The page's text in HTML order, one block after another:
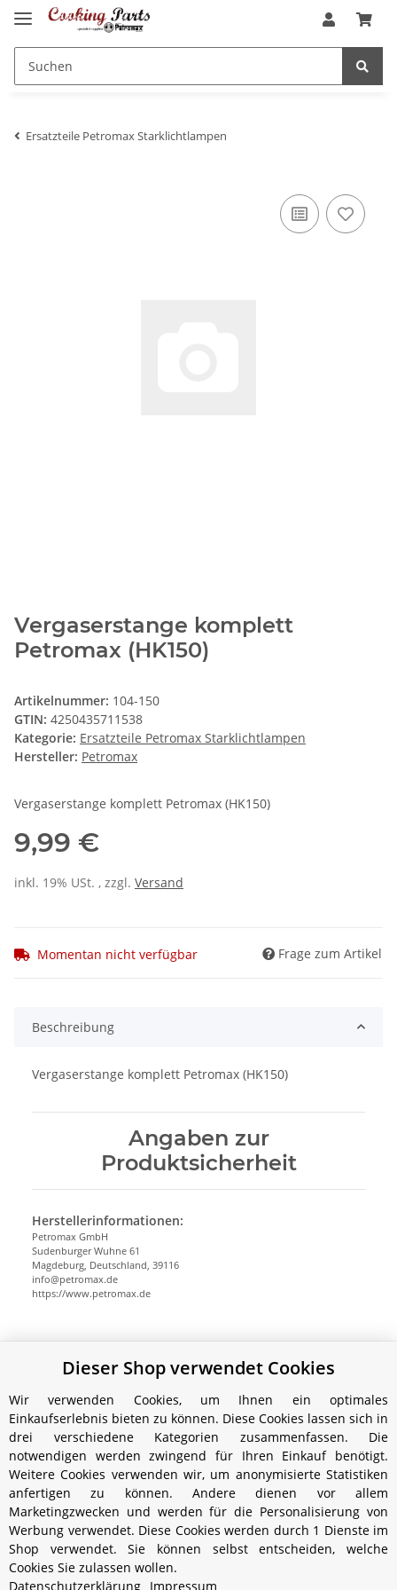
Ersatzteile Petromax Starklichtlampen
Vergaserstange komplett
Petromax (HK150)
Artikelnummer: 104-150
GTIN: 4250435711538
Kategorie: Ersatzteile Petromax Starklichtlampen
Hersteller: Petromax
Vergaserstange komplett Petromax (HK150)
9,99 €
inkl. 19% USt. , zzgl. Versand
Momentan nicht verfügbar Frage zum Artikel
Beschreibung
Vergaserstange komplett Petromax (HK150)
Angaben zur
Produktsicherheit
Herstellerinformationen:
Petromax GmbH
Sudenburger Wuhne 61
Magdeburg, Deutschland, 39116
info@petromax.de
https://www.petromax.de
Benachrichtigen, wenn verfügbar
Informationen
Dieser Shop verwendet Cookies
Wir verwenden Cookies, um Ihnen ein optimales
Einkaufserlebnis bieten zu können. Diese Cookies lassen sich in
drei verschiedene Kategorien zusammenfassen. Die
notwendigen werden zwingend für Ihren Einkauf benötigt.
Weitere Cookies verwenden wir, um anonymisierte Statistiken
anfertigen zu können. Andere dienen vor allem
Marketingzwecken und werden für die Personalisierung von
Werbung verwendet. Diese Cookies werden durch 1 Dienste im
Shop verwendet. Sie können selbst entscheiden, welche
Cookies Sie zulassen wollen.
Datenschutzerklärung Impressum